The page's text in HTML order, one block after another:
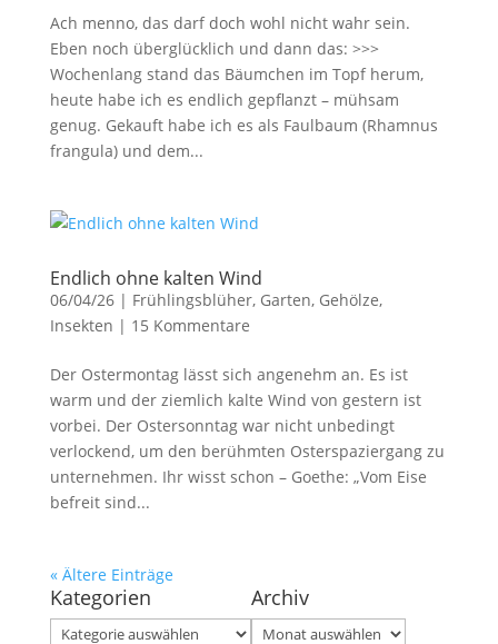
Ach menno, das darf doch wohl nicht wahr sein.
Eben noch überglücklich und dann das: >>>
Wochenlang stand das Bäumchen im Topf herum,
heute habe ich es endlich gepflanzt – mühsam
genug. Gekauft habe ich es als Faulbaum (Rhamnus
frangula) und dem...
Endlich ohne kalten Wind
06/04/26| Frühlingsblüher, Garten, Gehölze,
Insekten | 15 Kommentare
Der Ostermontag lässt sich angenehm an. Es ist
warm und der ziemlich kalte Wind von gestern ist
vorbei. Der Ostersonntag war nicht unbedingt
verlockend, um den berühmten Osterspaziergang zu
unternehmen. Ihr wisst schon – Goethe: „Vom Eise
befreit sind...
« Ältere Einträge
Kategorien
Kategorien
Archiv
Archiv